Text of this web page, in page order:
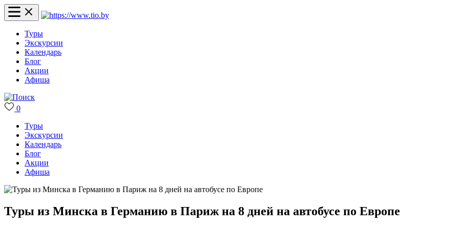
Туры
Экскурсии
Календарь
Блог
Акции
Афиша
0
Туры
Экскурсии
Календарь
Блог
Акции
Афиша
Туры из Минска в Германию в Париж на 8 дней на автобусе по Европе